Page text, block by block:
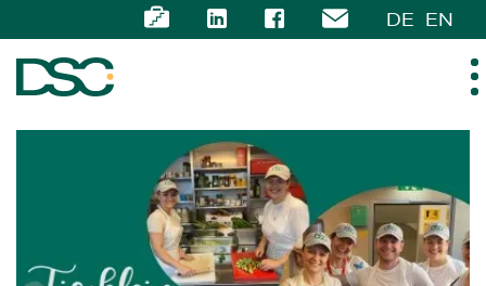
DE EN
ÜBER UNS
EXPERTISE